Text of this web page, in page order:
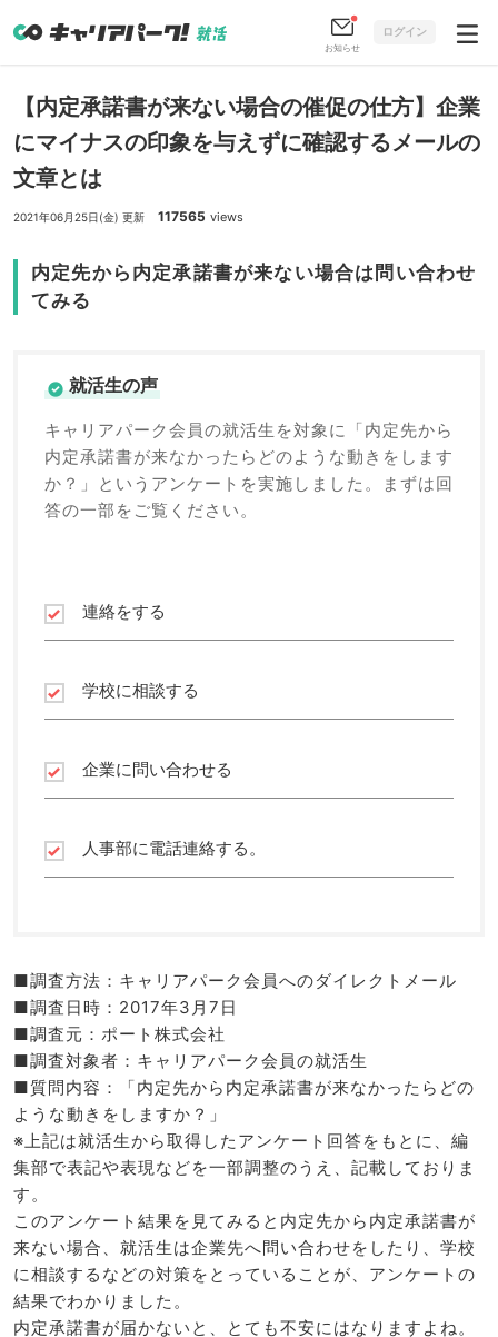
お知らせ
ログイン
【内定承諾書が来ない場合の催促の仕方】企業
にマイナスの印象を与えずに確認するメールの
文章とは
2021年06月25日(金) 更新 117565 views
内定先から内定承諾書が来ない場合は問い合わせ
てみる
就活生の声
キャリアパーク会員の就活生を対象に「内定先から
内定承諾書が来なかったらどのような動きをします
か？」というアンケートを実施しました。まずは回
答の一部をご覧ください。
連絡をする
学校に相談する
企業に問い合わせる
人事部に電話連絡する。
■調査方法：キャリアパーク会員へのダイレクトメール
■調査日時：2017年3月7日
■調査元：ポート株式会社
■調査対象者：キャリアパーク会員の就活生
■質問内容：「内定先から内定承諾書が来なかったらどの
ような動きをしますか？」
※上記は就活生から取得したアンケート回答をもとに、編
集部で表記や表現などを一部調整のうえ、記載しておりま
す。
このアンケート結果を見てみると内定先から内定承諾書が
来ない場合、就活生は企業先へ問い合わせをしたり、学校
に相談するなどの対策をとっていることが、アンケートの
結果でわかりました。
内定承諾書が届かないと、とても不安にはなりますよね。